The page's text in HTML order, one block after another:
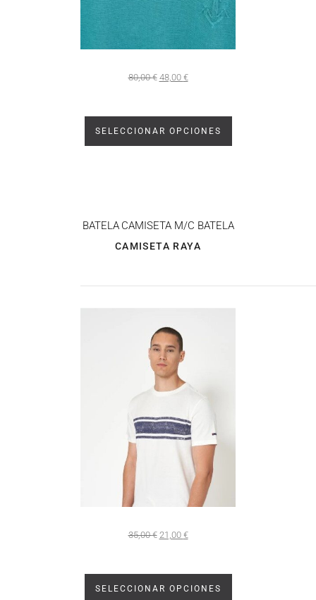
80,00€ 48,00 €
SELECCIONAR OPCIONES
BATELA CAMISETA M/C BATELA
CAMISETA RAYA
35,00€ 21,00 €
SELECCIONAR OPCIONES